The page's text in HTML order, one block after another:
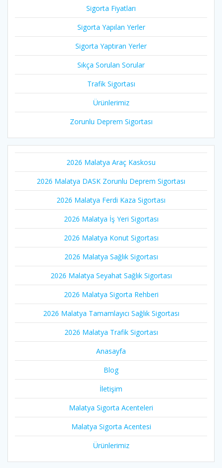
Sigorta Fiyatları
Sigorta Yapılan Yerler
Sigorta Yaptıran Yerler
Sıkça Sorulan Sorular
Trafik Sigortası
Ürünlerimiz
Zorunlu Deprem Sigortası
2026 Malatya Araç Kaskosu
2026 Malatya DASK Zorunlu Deprem Sigortası
2026 Malatya Ferdi Kaza Sigortası
2026 Malatya İş Yeri Sigortası
2026 Malatya Konut Sigortası
2026 Malatya Sağlık Sigortası
2026 Malatya Seyahat Sağlık Sigortası
2026 Malatya Sigorta Rehberi
2026 Malatya Tamamlayıcı Sağlık Sigortası
2026 Malatya Trafik Sigortası
Anasayfa
Blog
İletişim
Malatya Sigorta Acenteleri
Malatya Sigorta Acentesi
Ürünlerimiz